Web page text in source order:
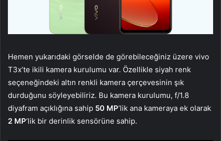
Hemen yukarıdaki görselde de görebileceğiniz üzere vivo
T3x’te ikili kamera kurulumu var. Özellikle siyah renk
seçeneğindeki altın renkli kamera çerçevesinin şık
durduğunu söyleyebiliriz. Bu kamera kurulumu, f/1.8
diyafram açıklığına sahip 50 MP‘lik ana kameraya ek olarak
2 MP‘lik bir derinlik sensörüne sahip.